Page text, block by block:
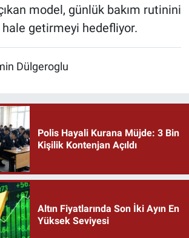
model, günlük bakım rutinini
getirmeyi hedefliyor.
Dülgeroglu
Polis Hayali Kurana Müjde: 3 Bin
Kişilik Kontenjan Açıldı
Altın Fiyatlarında Son İki Ayın En
Yüksek Seviyesi